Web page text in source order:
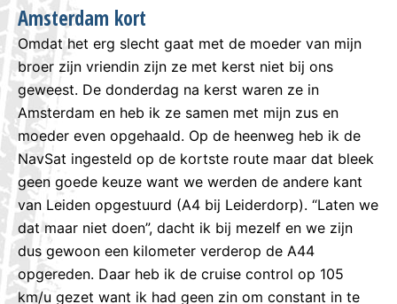
Amsterdam kort
Omdat het erg slecht gaat met de moeder van mijn
broer zijn vriendin zijn ze met kerst niet bij ons
geweest. De donderdag na kerst waren ze in
Amsterdam en heb ik ze samen met mijn zus en
moeder even opgehaald. Op de heenweg heb ik de
NavSat ingesteld op de kortste route maar dat bleek
geen goede keuze want we werden de andere kant
van Leiden opgestuurd (A4 bij Leiderdorp). “Laten we
dat maar niet doen”, dacht ik bij mezelf en we zijn
dus gewoon een kilometer verderop de A44
opgereden. Daar heb ik de cruise control op 105
km/u gezet want ik had geen zin om constant in te